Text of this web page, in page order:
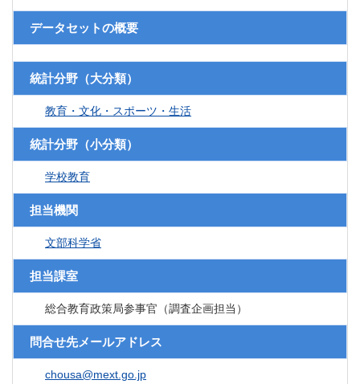
データセットの概要
統計分野（大分類）
教育・文化・スポーツ・生活
統計分野（小分類）
学校教育
担当機関
文部科学省
担当課室
総合教育政策局参事官（調査企画担当）
問合せ先メールアドレス
chousa@mext.go.jp